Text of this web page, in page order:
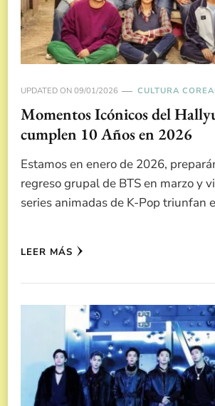
UPDATED ON 09/01/2026 CULTURA
Momentos Icónicos del
cumplen 10 Años en 2026
Estamos en enero de 2026,
regreso grupal de BTS en marzo y
series animadas de K-Pop triunfan
LEER MÁS